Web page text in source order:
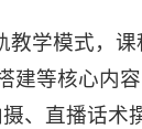
教学模式，
等核心内
、直播话术